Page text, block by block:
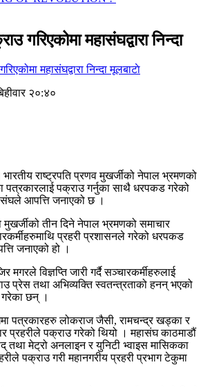
गरिएकोमा महासंघद्वारा निन्दा
मूलबाटाे
२०:४०
भारतीय राष्ट्रपति प्रणव मुखर्जीको नेपाल भ्रमणको
पत्रकारलाई पक्राउ गर्नुका साथै धरपकड गरेको
आपत्ति जनाएको छ ।
मुखर्जीको तीन दिने नेपाल भ्रमणको समाचार
प्रहरी प्रशासनले गरेको धरपकड
जनाएको हो ।
मगरले विज्ञप्ति जारी गर्दै सञ्चारकर्मीहरुलाई
प्रेस तथा अभिव्यक्ति स्वतन्त्रताको हनन् भएको
गरेका छन् ।
पत्रकारहरु लोकराज जैसी, रामचन्द्र खड्का र
प्रहरीले पक्राउ गरेको थियो । महासंघ काठमाडौं
तथा मेट्रो अनलाइन र युनिटी भ्वाइस मासिकका
पक्राउ गरी महानगरीय प्रहरी प्रभाग टेकुमा